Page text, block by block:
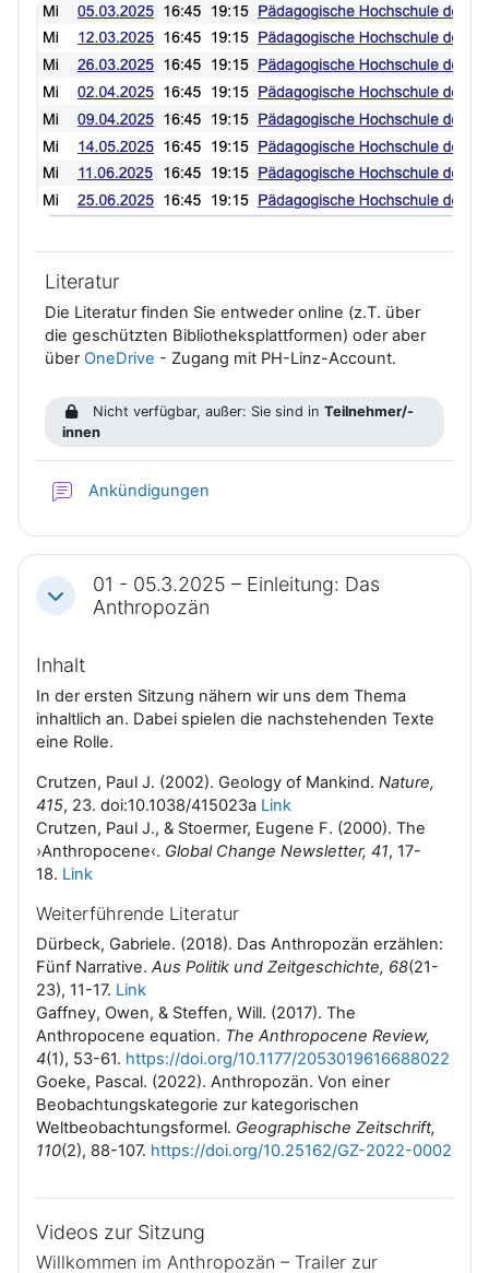
Literatur
Die Literatur finden Sie entweder online (z.T. über
die geschützten Bibliotheksplattformen) oder aber
überOneDrive - Zugang mit PH-Linz-Account.
Nicht verfügbar, außer: Sie sind inTeilnehmer/-
innen
Ankündigungen
Einklappen
01 - 05.3.2025 – Einleitung: Das
Anthropozän
Inhalt
In der ersten Sitzung nähern wir uns dem Thema
inhaltlich an. Dabei spielen die nachstehenden Texte
eine Rolle.
Crutzen, Paul J. (2002). Geology of Mankind. Nature,
415, 23. doi:10.1038/415023a Link
Crutzen, Paul J., & Stoermer, Eugene F. (2000). The
›Anthropocene‹. Global Change Newsletter, 41, 17-
18. Link
Weiterführende Literatur
Dürbeck, Gabriele. (2018). Das Anthropozän erzählen:
Fünf Narrative. Aus Politik und Zeitgeschichte, 68(21-
23), 11-17. Link
Gaffney, Owen, & Steffen, Will. (2017). The
Anthropocene equation. The Anthropocene Review,
4(1), 53-61. https://doi.org/10.1177/2053019616688022
Goeke, Pascal. (2022). Anthropozän. Von einer
Beobachtungskategorie zur kategorischen
Weltbeobachtungsformel. Geographische Zeitschrift,
110(2), 88-107. https://doi.org/10.25162/GZ-2022-0002
Videos zur Sitzung
Willkommen im Anthropozän – Trailer zur